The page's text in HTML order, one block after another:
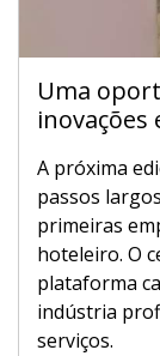
Uma
A próxima
passos
primeiras
hoteleiro. O
plataforma
indústria
serviços.